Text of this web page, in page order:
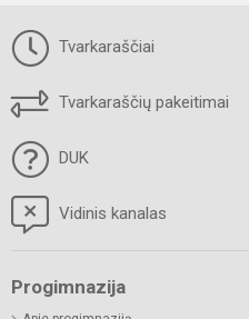
Tvarkaraščiai
Tvarkaraščių pakeitimai
DUK
Vidinis kanalas
Progimnazija